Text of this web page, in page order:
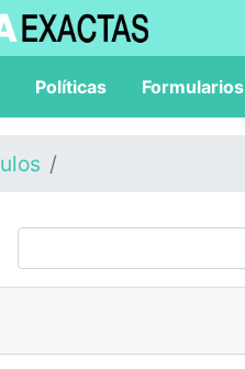
Políticas Formularios